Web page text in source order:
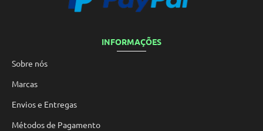
INFORMAÇÕES
Sobre nós
Marcas
Envios e Entregas
Métodos de Pagamento